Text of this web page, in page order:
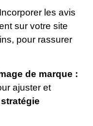
Incorporer les avis
sur votre site
pour rassurer
de marque :
ajuster et
stratégie